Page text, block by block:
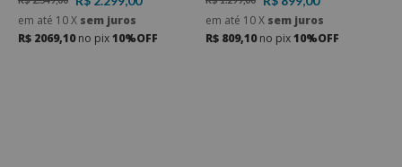
em até 10X sem juros
R$ 2069,10no pix10%OFF
em até 10X sem juros
R$ 809,10no pix10%OFF